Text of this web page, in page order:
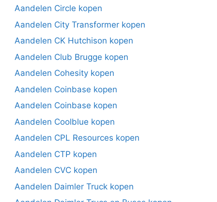
Aandelen Circle kopen
Aandelen City Transformer kopen
Aandelen CK Hutchison kopen
Aandelen Club Brugge kopen
Aandelen Cohesity kopen
Aandelen Coinbase kopen
Aandelen Coinbase kopen
Aandelen Coolblue kopen
Aandelen CPL Resources kopen
Aandelen CTP kopen
Aandelen CVC kopen
Aandelen Daimler Truck kopen